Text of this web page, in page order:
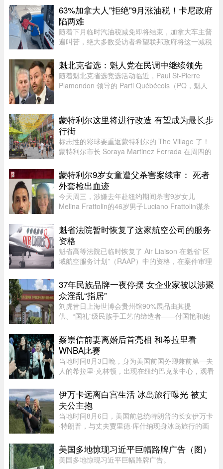
（8日）下午在温哥华市中心发 ...
63%加拿大人"拒绝"9月涨油税！卡尼政府
陷两难
随着下月临时汽油税减免即将结束，加拿大车主普
遍叫苦，绝大多数受访者希望联邦政府将这一减税
公司进行的最新调查显示，63% 的加拿大人希望总
理卡尼（Mark Carney）将 ...
魁北克省选：魁人党在民调中继续领先
随着魁北克省选竞选活动临近，Paul St-Pierre
Plamondon 领导的 Parti Québécois（PQ，魁人
蒙特利尔这里将进行改造 有望成为最长步
行街
标志性的彩球要重返蒙特利尔的 The Village 了！
蒙特利尔市长 Soraya Martinez Ferrada 在周四的
Street East 上空的这些色彩斑斓的小球早已成为该
街区乃至这座城市的象征 ...
蒙特利尔9岁女童遭父杀害案续审： 死者
外套检出血迹
今天周三，涉嫌去年赴纽约期间杀害9岁女儿
Melina Frattolin的46岁男子Luciano Frattolin谋杀
Luciano Frattolin被控二级谋杀及藏匿尸体，两项
罪名均不认罪，自2025年7月被捕以 ...
魁省法院暂时恢复了这家航空公司的服务
资格
魁省高等法院已临时恢复了 Air Liaison 在魁省“区
域航空服务计划”（RAAP）中的资格，在案件审理
计划的决定。在周一颁布的一项判决中，法官
Nancy Bonsaint 批准了 Ai ...
37年民族品牌一夜停摆 女企业家被以涉聚
众淫乱“指居”
刘虎昔日上海世博会贵州馆90%展品由其提
供、“国礼”级民族手工艺的缔造者——付国艳和她
们曾以百年老店为目标而努力，37年来克服了非
典、经济危机、疫情等重重困难。 ...
蔡崇信前妻离婚后首亮相 和希拉里看
WNBA比赛
当地时间8月3日晚，身为美国前国务卿兼前第一夫
人的希拉里·克林顿，出现在纽约巴克莱中心，观看
队。主场作战的纽约自由队最终以 95-83 获胜，位
列总积分榜第七位，而风暴 ...
伊万卡远离白宫生活 冰岛旅行曝光 被丈
夫公主抱
当地时间8月6日，美国前总统特朗普的长女伊万卡
·特朗普，与丈夫贾里德·库什纳现身冰岛旅行的画
密，伊万卡被贾里德来了一个“公主抱”，两个人就
宛若刚刚订婚一般。现 ...
美国多地惊现习近平巨幅路牌广告（图）
美国多地惊现习近平巨幅路牌广告。